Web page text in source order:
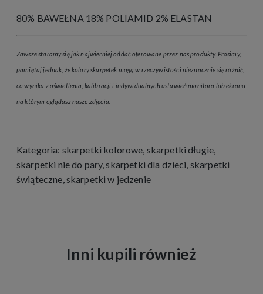
80% BAWEŁNA 18% POLIAMID 2% ELASTAN
Zawsze staramy się jak najwierniej oddać oferowane przez nas produkty. Prosimy,
pamiętaj jednak, że kolory skarpetek mogą w rzeczywistości nieznacznie się różnić,
co wynika z oświetlenia, kalibracji i indywidualnych ustawień monitora lub ekranu
na którym oglądasz nasze zdjęcia.
Kategoria: skarpetki kolorowe skarpetki długie
skarpetki nie do pary,skarpetki dla dzieci skarpetki
świąteczne skarpetki w jedzenie
Inni kupili również